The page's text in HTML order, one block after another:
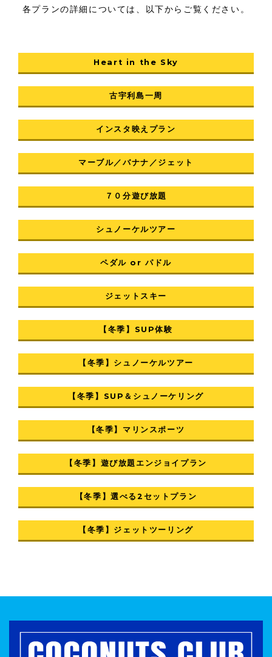
各プランの詳細については、以下からご覧ください。
Heart in the Sky
古宇利島一周
インスタ映えプラン
マーブル／バナナ／ジェット
７０分遊び放題
シュノーケルツアー
ペダル or パドル
ジェットスキー
【冬季】SUP体験
【冬季】シュノーケルツアー
【冬季】SUP＆シュノーケリング
【冬季】マリンスポーツ
【冬季】遊び放題エンジョイプラン
【冬季】選べる2セットプラン
【冬季】ジェットツーリング